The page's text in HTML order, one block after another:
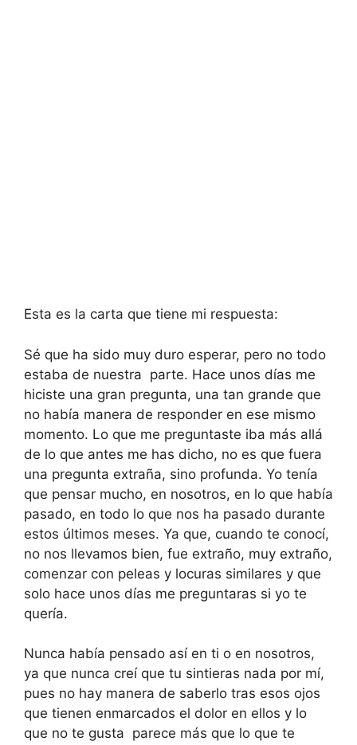
Esta es la carta que tiene mi respuesta:
Sé que ha sido muy duro esperar, pero no todo
estaba de nuestra parte. Hace unos días me
hiciste una gran pregunta, una tan grande que
no había manera de responder en ese mismo
momento. Lo que me preguntaste iba más allá
de lo que antes me has dicho, no es que fuera
una pregunta extraña, sino profunda. Yo tenía
que pensar mucho, en nosotros, en lo que había
pasado, en todo lo que nos ha pasado durante
estos últimos meses. Ya que, cuando te conocí,
no nos llevamos bien, fue extraño, muy extraño,
comenzar con peleas y locuras similares y que
solo hace unos días me preguntaras si yo te
quería.
Nunca había pensado así en ti o en nosotros,
ya que nunca creí que tu sintieras nada por mí,
pues no hay manera de saberlo tras esos ojos
que tienen enmarcados el dolor en ellos y lo
que no te gusta parece más que lo que te